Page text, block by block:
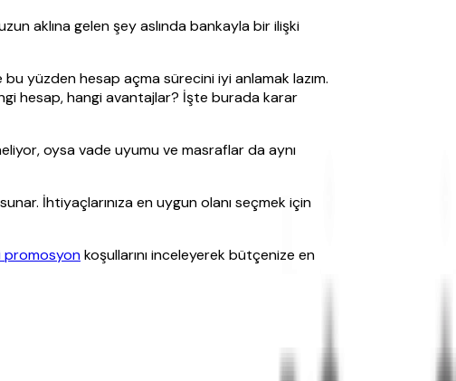
aklına gelen şey aslında bankayla bir ilişki
yüzden hesap açma sürecini iyi anlamak lazım.
hesap, hangi avantajlar? İşte burada karar
oysa vade uyumu ve masraflar da aynı
İhtiyaçlarınıza en uygun olanı seçmek için
promosyonkoşullarını inceleyerek bütçenize en